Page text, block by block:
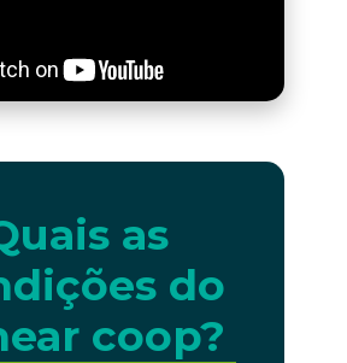
as
do
coop?